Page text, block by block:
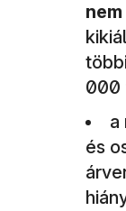
000
a
és